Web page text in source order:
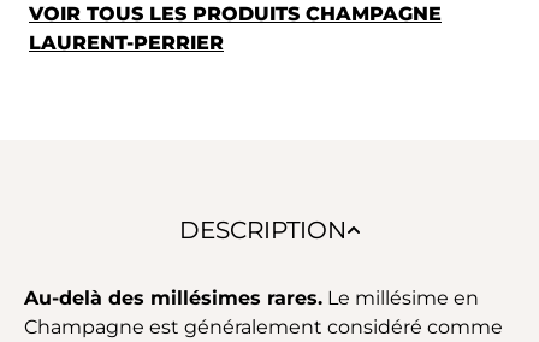
VOIR TOUS LES PRODUITS CHAMPAGNE
LAURENT-PERRIER
DESCRIPTION
Au-delà des millésimes rares. Le millésime en
Champagne est généralement considéré comme